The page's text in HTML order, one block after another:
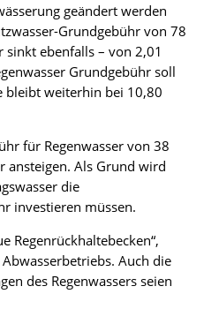
geändert werden
Grundgebühr von 78
sinkt ebenfalls – von 2,01
Grundgebühr soll
bleibt weiterhin bei 10,80
für Regenwasser von 38
ansteigen. Als Grund wird
die
investieren müssen.
Regenrückhaltebecken“,
Auch die
des Regenwassers seien